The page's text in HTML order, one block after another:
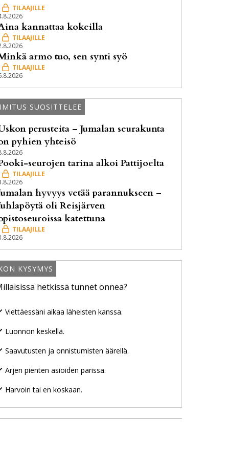
kannattaa kokeilla
armo tuo, sen synti syö
SUOSITTELEE
perusteita – Jumalan seurakunta
pyhien yhteisö
seurojen tarina alkoi Pattijoelta
hyvyys vetää parannukseen –
oli Reisjärven
katettuna
KYSYMYS
hetkissä tunnet onnea?
Viettäessäni aikaa läheisten kanssa.
Luonnon keskellä.
Saavutusten ja onnistumisten äärellä.
Arjen pienten asioiden parissa.
Harvoin tai en koskaan.